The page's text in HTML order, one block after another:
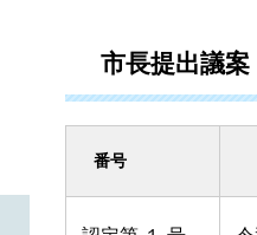
市長提出議案
番号